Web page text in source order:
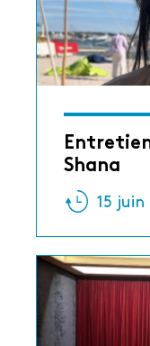
Shana
15 juin